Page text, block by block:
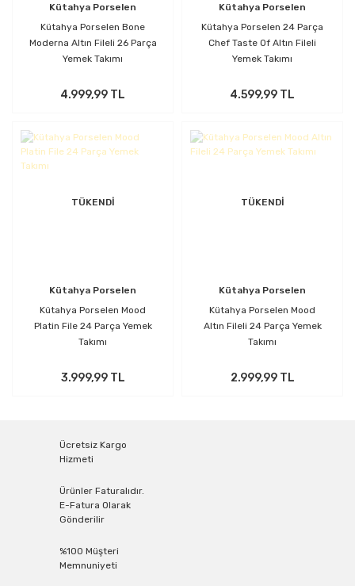
Kütahya Porselen
Kütahya Porselen Bone
Moderna Altın Fileli 26 Parça
Yemek Takımı
4.999,99 TL
Kütahya Porselen
Kütahya Porselen 24 Parça
Chef Taste Of Altın Fileli
Yemek Takımı
4.599,99 TL
TÜKENDİ
Kütahya Porselen
Kütahya Porselen Mood
Platin File 24 Parça Yemek
Takımı
3.999,99 TL
TÜKENDİ
Kütahya Porselen
Kütahya Porselen Mood
Altın Fileli 24 Parça Yemek
Takımı
2.999,99 TL
Ücretsiz Kargo
Hizmeti
Ürünler Faturalıdır.
E-Fatura Olarak
Gönderilir
%100 Müşteri
Memnuniyeti